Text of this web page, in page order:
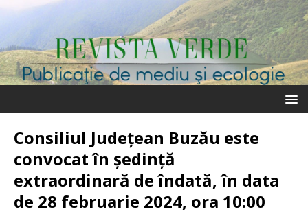
Consiliul Județean Buzău este
convocat în ședință
extraordinară de îndată, în data
de 28 februarie 2024, ora 10:00